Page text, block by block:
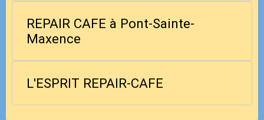
REPAIR CAFE à Pont-Sainte-
Maxence
L'ESPRIT REPAIR-CAFE